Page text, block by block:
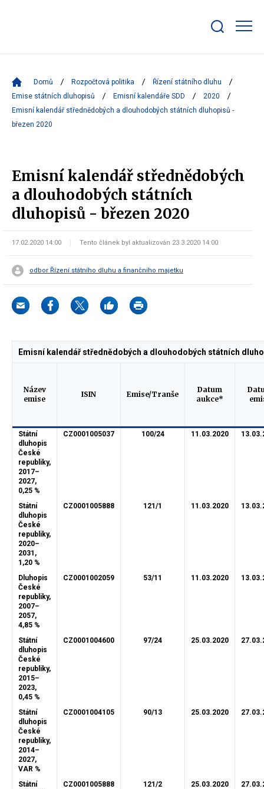
bar
Domů Rozpočtová politika
Řízení státního dluhu
Emise státních dluhopisů
Emisní kalendáře SDD
2020
Emisní kalendář střednědobých a dlouhodobých státních dluhopisů -
březen 2020
Emisní kalendář střednědobých
a dlouhodobých státních
dluhopisů - březen 2020
17.02.2020 14:00 Tento článek byl aktualizován 23.3.2020 14:00
odbor Řízení státního dluhu a finančního majetku
Emisní kalendář střednědobých a dlouhodobých státních
Název
emise
ISIN Emise/Tranše
Datum
aukce*
Státní
dluhopis
České
republiky,
2017–
2027,
0,25 %
CZ0001005037 100/24 11.03.2020
Státní
dluhopis
České
republiky,
2020–
2031,
1,20 %
CZ0001005888 121/1 11.03.2020
Dluhopis
České
republiky,
2007–
2057,
4,85 %
CZ0001002059 53/11 11.03.2020
Státní
dluhopis
České
republiky,
2015–
2023,
0,45 %
CZ0001004600 97/24 25.03.2020
Státní
dluhopis
České
republiky,
2014–
2027,
VAR %
CZ0001004105 90/13 25.03.2020
Státní
CZ0001005888 121/2 25.03.2020